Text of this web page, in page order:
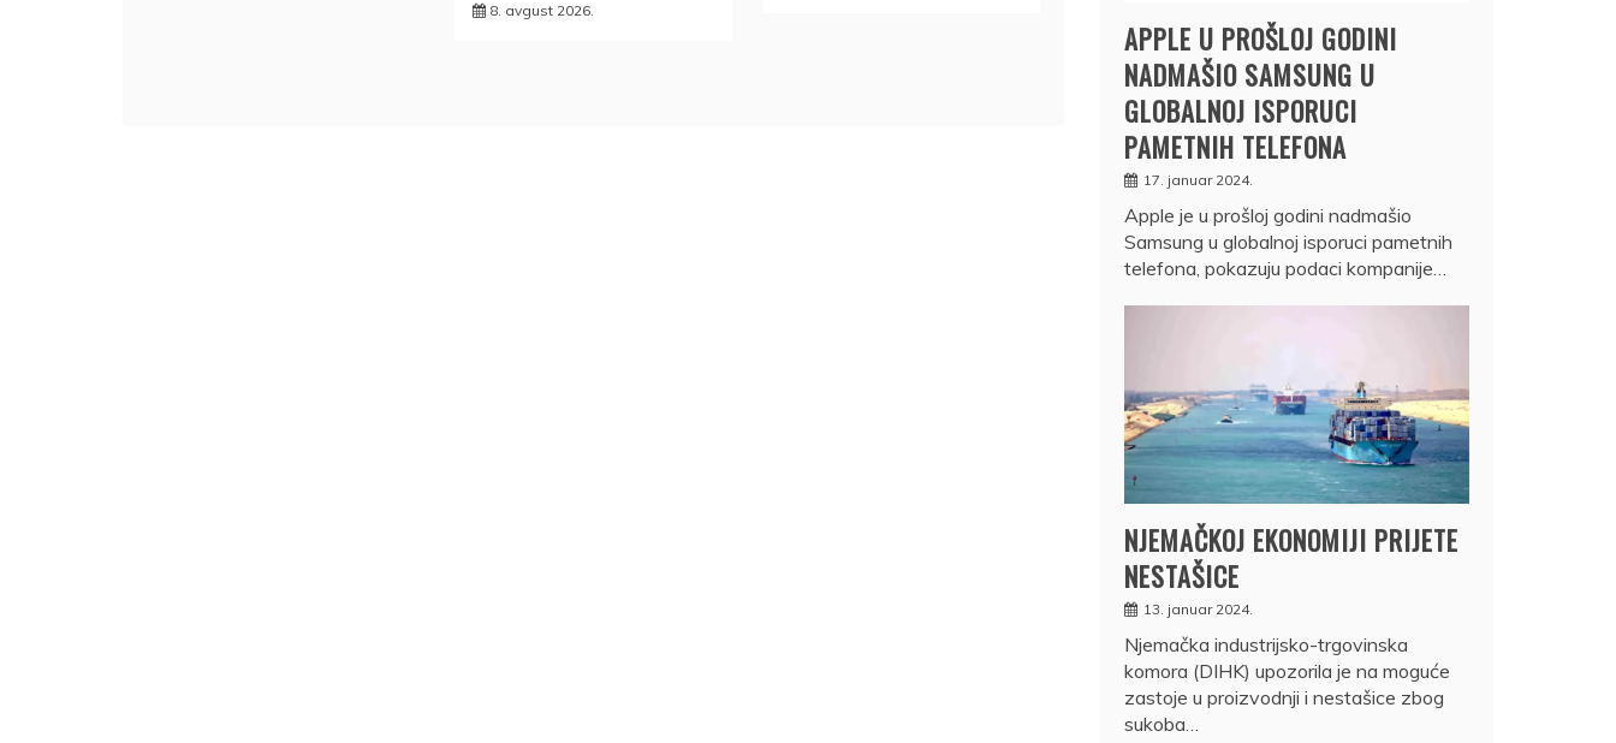
8. avgust 2026.
APPLE U PROŠLOJ GODINI
NADMAŠIO SAMSUNG U
GLOBALNOJ ISPORUCI
PAMETNIH TELEFONA
17. januar 2024.
Apple je u prošloj godini nadmašio
Samsung u globalnoj isporuci pametnih
telefona, pokazuju podaci kompanije…
NJEMAČKOJ EKONOMIJI PRIJETE
NESTAŠICE
13. januar 2024.
Njemačka industrijsko-trgovinska
komora (DIHK) upozorila je na moguće
zastoje u proizvodnji i nestašice zbog
sukoba…